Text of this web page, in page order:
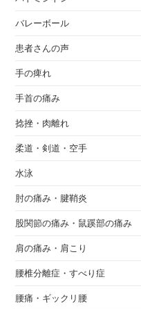
バレーボール
患者さんの声
手の痺れ
手首の痛み
捻挫・肉離れ
柔道・剣道・空手
水泳
肘の痛み・腱鞘炎
股関節の痛み・鼠蹊部の痛み
肩の痛み・肩こり
腰椎分離症・すべり症
腰痛・ギックリ腰